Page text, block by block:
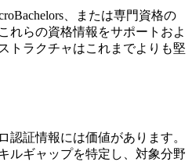
、または専門資格の
れらの資格情報をサポートおよ
トラクチャはこれまでよりも堅
認証情報には価値があります。
ルギャップを特定し、対象分野